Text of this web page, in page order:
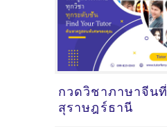
กวดวิชาภาษาจีนที่
สุราษฎร์ธานี